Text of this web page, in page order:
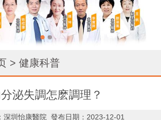
> 健康科普
泌失調怎麽調理？
深圳怡康醫院 發布日期：2023-12-01